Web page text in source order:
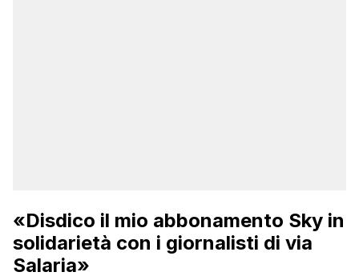
«Disdico il mio abbonamento Sky in
solidarietà con i giornalisti di via
Salaria»